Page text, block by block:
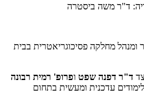
ד"ר משה ביסטרה
ומנהל מחלקה פסיכוגריאטרית בבית
ד"ר דפנה שפט ופרופ' רמית רבונה
עדכנית ומעשית בתחום